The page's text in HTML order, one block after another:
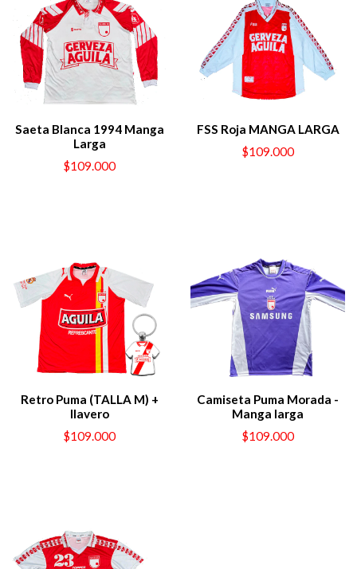
Saeta Blanca 1994 Manga
Larga
$109.000
FSS Roja MANGA LARGA
$109.000
Retro Puma (TALLA M) +
llavero
$109.000
Camiseta Puma Morada -
Manga larga
$109.000